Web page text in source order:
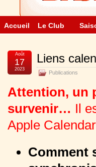
Accueil Le Club
Liens
Publications
Août
17
2023
Attention, un
survenir… Il
Apple
Comment